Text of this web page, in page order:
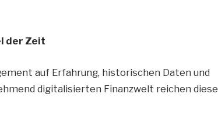
der Zeit
auf Erfahrung, historischen Daten und
digitalisierten Finanzwelt reichen diese